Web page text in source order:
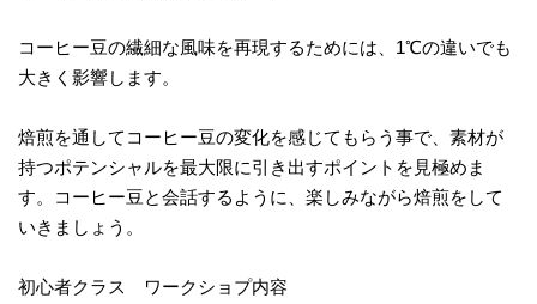
コーヒー豆の繊細な風味を再現するためには、1℃の違いでも
大きく影響します。
焙煎を通してコーヒー豆の変化を感じてもらう事で、素材が
持つポテンシャルを最大限に引き出すポイントを見極めま
す。コーヒー豆と会話するように、楽しみながら焙煎をして
いきましょう。
初心者クラス ワークショプ内容